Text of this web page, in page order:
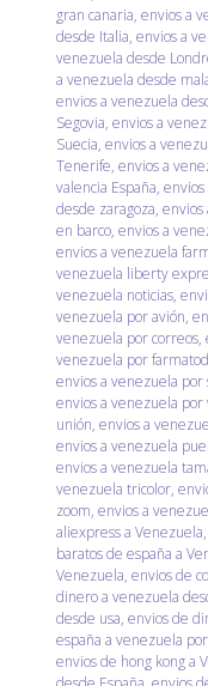
gran canaria,envios a
desde Italia,envios a
venezuela desde
a venezuela desde
envios a venezuela
Segovia,envios a
Suecia,envios a
Tenerife,envios a
valencia España,
desde zaragoza,envios
en barco,envios a
envios a venezuela
venezuela liberty
venezuela noticias,
venezuela por avión,
venezuela por correos,
venezuela por
envios a venezuela
envios a venezuela
unión,envios a
envios a venezuela
envios a venezuela
venezuela tricolor,
zoom,envios a
aliexpress a Venezuela
baratos de españa a
Venezuela,envios de
dinero a venezuela
desde usa,envios de
españa a venezuela
envios de hong kong a